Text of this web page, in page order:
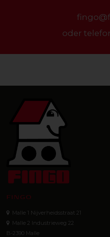
oder
FINGO
Malle 1 Nijverheidsstraat 21
Malle 2 Industrieweg 22
B-2390 Malle